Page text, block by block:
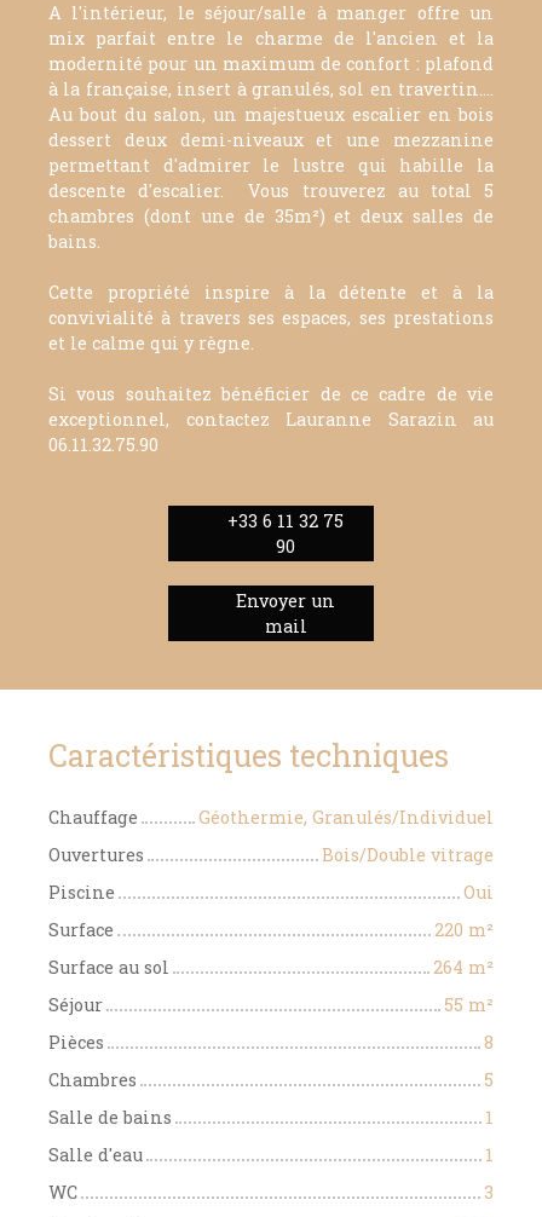
A l'intérieur, le séjour/salle à manger offre un
mix parfait entre le charme de l'ancien et la
modernité pour un maximum de confort : plafond
à la française, insert à granulés, sol en travertin....
Au bout du salon, un majestueux escalier en bois
dessert deux demi-niveaux et une mezzanine
permettant d'admirer le lustre qui habille la
descente d'escalier. Vous trouverez au total 5
chambres (dont une de 35m²) et deux salles de
bains.
Cette propriété inspire à la détente et à la
convivialité à travers ses espaces, ses prestations
et le calme qui y règne.
Si vous souhaitez bénéficier de ce cadre de vie
exceptionnel, contactez Lauranne Sarazin au
06.11.32.75.90
+33 6 11 32 75
90
Envoyer un
mail
Caractéristiques techniques
Chauffage
Géothermie, Granulés/Individuel
Ouvertures
Bois/Double vitrage
Piscine
Oui
Surface
220 m²
Surface au sol
264 m²
Séjour
55 m²
Pièces
8
Chambres
5
Salle de bains
1
Salle d'eau
1
WC
3